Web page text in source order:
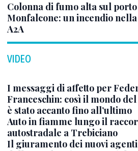
Colonna di fumo alta sul
Monfalcone: un incendio
A2A
VIDEO
I messaggi di affetto per
Franceschin: così il mondo
è stato accanto fino all’ultimo
Auto in fiamme lungo il
autostradale a Trebiciano
Il giuramento dei nuovi